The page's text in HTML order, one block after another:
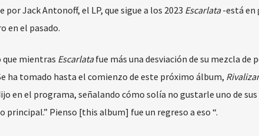
Jack Antonoff, el LP, que sigue a los 2023 Escarlata-está en
en el pasado.
que mientras Escarlatafue más una desviación de su mezcla de
ha tomado hasta el comienzo de este próximo álbum, Rivalizar
en el programa, señalando cómo solía no gustarle uno de
principal.” Pienso [this album] fue un regreso a eso “.